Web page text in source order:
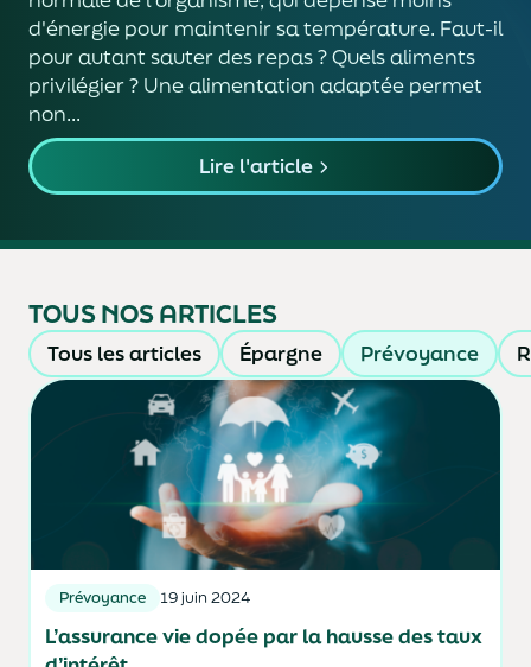
d'énergie pour maintenir sa température. Faut-il
pour autant sauter des repas ? Quels aliments
privilégier ? Une alimentation adaptée permet
non...
Lire l'article
TOUS NOS ARTICLES
Tous les articles Épargne Prévoyance
Prévoyance 19 juin 2024
L’assurance vie dopée par la hausse des taux